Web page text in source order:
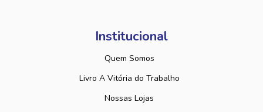
Institucional
Quem Somos
Livro A Vitória do Trabalho
Nossas Lojas